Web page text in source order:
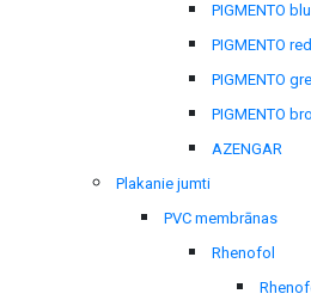
PIGMENTO
PIGMENTO red
PIGMENTO
PIGMENTO
AZENGAR
Plakanie jumti
PVC membrānas
Rhenofol